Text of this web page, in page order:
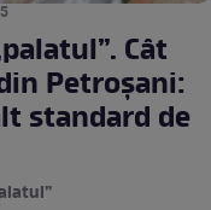
Cât
Petroșani:
standard de